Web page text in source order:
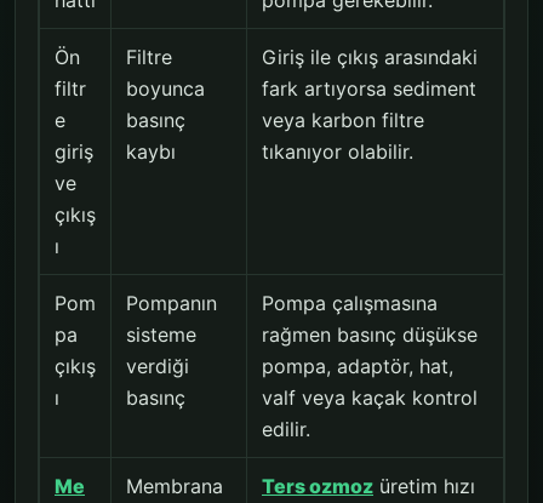
Ön
filtr
e
giriş
ve
çıkış
ı
Filtre
boyunca
basınç
kaybı
Giriş ile çıkış arasındaki
fark artıyorsa sediment
veya karbon filtre
tıkanıyor olabilir.
Pom
pa
çıkış
ı
Pompanın
sisteme
verdiği
basınç
Pompa çalışmasına
rağmen basınç düşükse
pompa, adaptör, hat,
valf veya kaçak kontrol
edilir.
Me
Membrana
Ters ozmoz üretim hızı